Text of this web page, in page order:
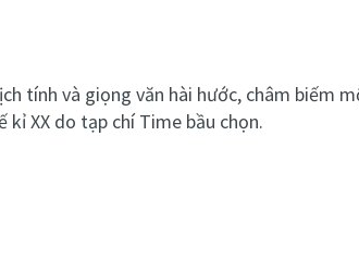
tính và giọng văn hài hước, châm biếm
XX do tạp chí Time bầu chọn.